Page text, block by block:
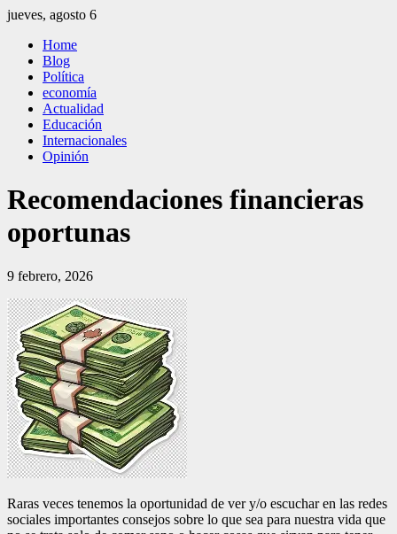
Saltar
contenido
jueves, agosto 6
El Independiente
El independiente Libre y Transparente
Home
Blog
Política
economía
Actualidad
Educación
Internacionales
Opinión
Recomendaciones financieras
oportunas
9 febrero, 2026
Raras veces tenemos la oportunidad de ver y/o escuchar en las redes
sociales importantes consejos sobre lo que sea para nuestra vida que